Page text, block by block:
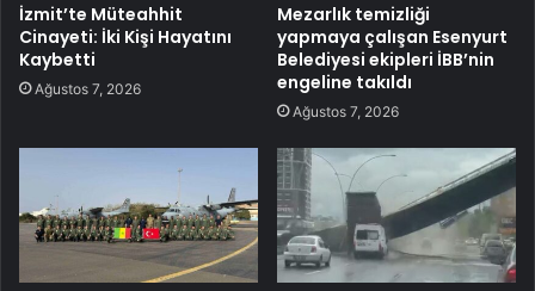
İzmit’te Müteahhit
Cinayeti: İki Kişi Hayatını
Kaybetti
Ağustos 7, 2026
Mezarlık temizliği
yapmaya çalışan Esenyurt
Belediyesi ekipleri İBB’nin
engeline takıldı
Ağustos 7, 2026